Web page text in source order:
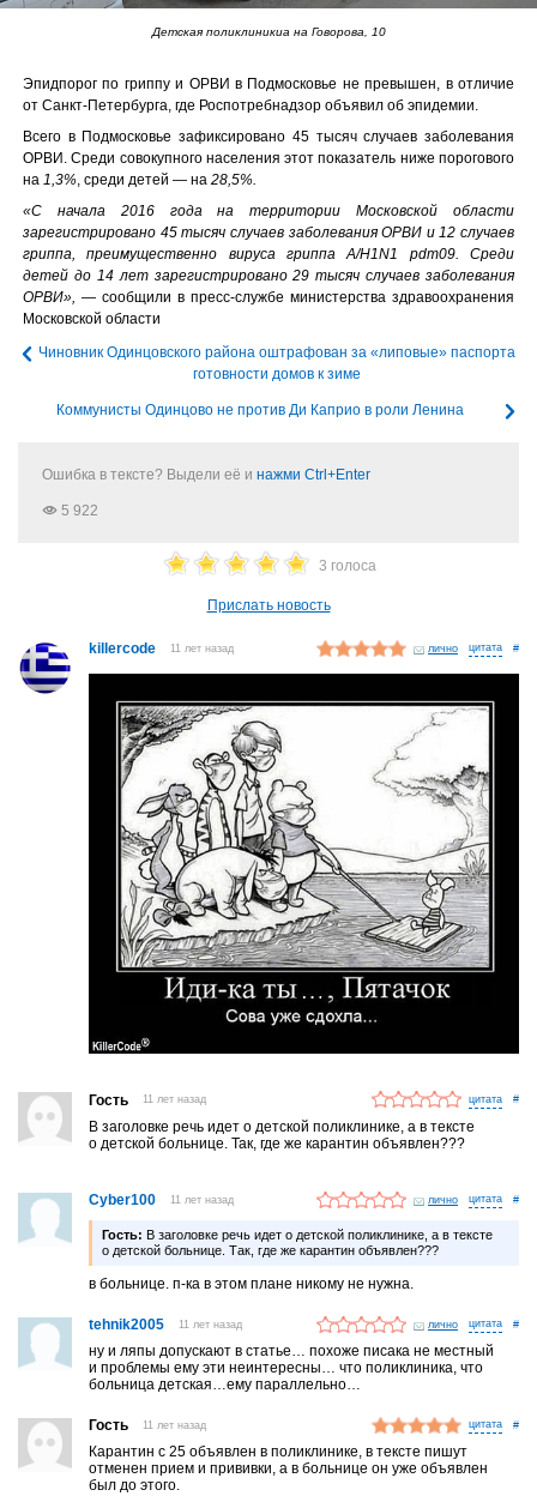
Детская поликлиникиа на Говорова, 10
Эпидпорог по гриппу и ОРВИ в Подмосковье не превышен, в отличие
от Санкт-Петербурга, где Роспотребнадзор объявил об эпидемии.
Всего в Подмосковье зафиксировано 45 тысяч случаев заболевания
ОРВИ. Среди совокупного населения этот показатель ниже порогового
на 1,3%, среди детей — на 28,5%.
«С начала 2016 года на территории Московской области
зарегистрировано 45 тысяч случаев заболевания ОРВИ и 12 случаев
гриппа, преимущественно вируса гриппа А/H1N1 pdm09. Среди
детей до 14 лет зарегистрировано 29 тысяч случаев заболевания
ОРВИ», — сообщили в пресс-службе министерства здравоохранения
Московской области
Чиновник Одинцовского района оштрафован за «липовые» паспорта
готовности домов к зиме
Коммунисты Одинцово не против Ди Каприо в роли Ленина
Ошибка в тексте? Выдели её и нажми Ctrl+Enter
5 922
3 голоса
Прислать новость
killercode 11 лет назад лично #
Гость 11 лет назад #
В заголовке речь идет о детской поликлинике, а в тексте
о детской больнице. Так, где же карантин объявлен???
Cyber100 11 лет назад лично #
Гость: В заголовке речь идет о детской поликлинике, а в тексте
о детской больнице. Так, где же карантин объявлен???
в больнице. п-ка в этом плане никому не нужна.
tehnik2005 11 лет назад лично #
ну и ляпы допускают в статье… похоже писака не местный
и проблемы ему эти неинтересны… что поликлиника, что
больница детская…ему параллельно…
Гость 11 лет назад #
Карантин с 25 объявлен в поликлинике, в тексте пишут
отменен прием и прививки, а в больнице он уже объявлен
был до этого.